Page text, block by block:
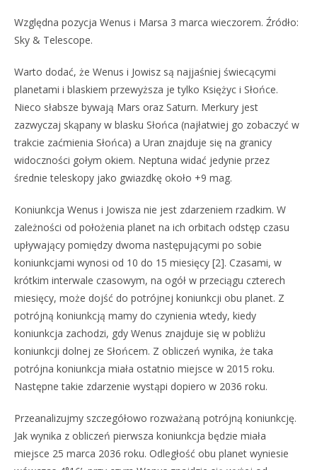
Względna pozycja Wenus i Marsa 3 marca wieczorem. Źródło:
Sky & Telescope.
Warto dodać, że Wenus i Jowisz są najjaśniej świecącymi
planetami i blaskiem przewyższa je tylko Księżyc i Słońce.
Nieco słabsze bywają Mars oraz Saturn. Merkury jest
zazwyczaj skąpany w blasku Słońca (najłatwiej go zobaczyć w
trakcie zaćmienia Słońca) a Uran znajduje się na granicy
widoczności gołym okiem. Neptuna widać jedynie przez
średnie teleskopy jako gwiazdkę około +9 mag.
Koniunkcja Wenus i Jowisza nie jest zdarzeniem rzadkim. W
zależności od położenia planet na ich orbitach odstęp czasu
upływający pomiędzy dwoma następującymi po sobie
koniunkcjami wynosi od 10 do 15 miesięcy [2]. Czasami, w
krótkim interwale czasowym, na ogół w przeciągu czterech
miesięcy, może dojść do potrójnej koniunkcji obu planet. Z
potrójną koniunkcją mamy do czynienia wtedy, kiedy
koniunkcja zachodzi, gdy Wenus znajduje się w pobliżu
koniunkcji dolnej ze Słońcem. Z obliczeń wynika, że taka
potrójna koniunkcja miała ostatnio miejsce w 2015 roku.
Następne takie zdarzenie wystąpi dopiero w 2036 roku.
Przeanalizujmy szczegółowo rozważaną potrójną koniunkcję.
Jak wynika z obliczeń pierwsza koniunkcja będzie miała
miejsce 25 marca 2036 roku. Odległość obu planet wyniesie